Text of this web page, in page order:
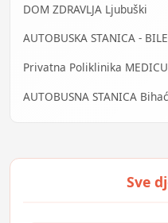
DOM ZDRAVLJA Ljubuški
AUTOBUSKA STANICA -
Privatna Poliklinika
AUTOBUSNA STANICA Bihać